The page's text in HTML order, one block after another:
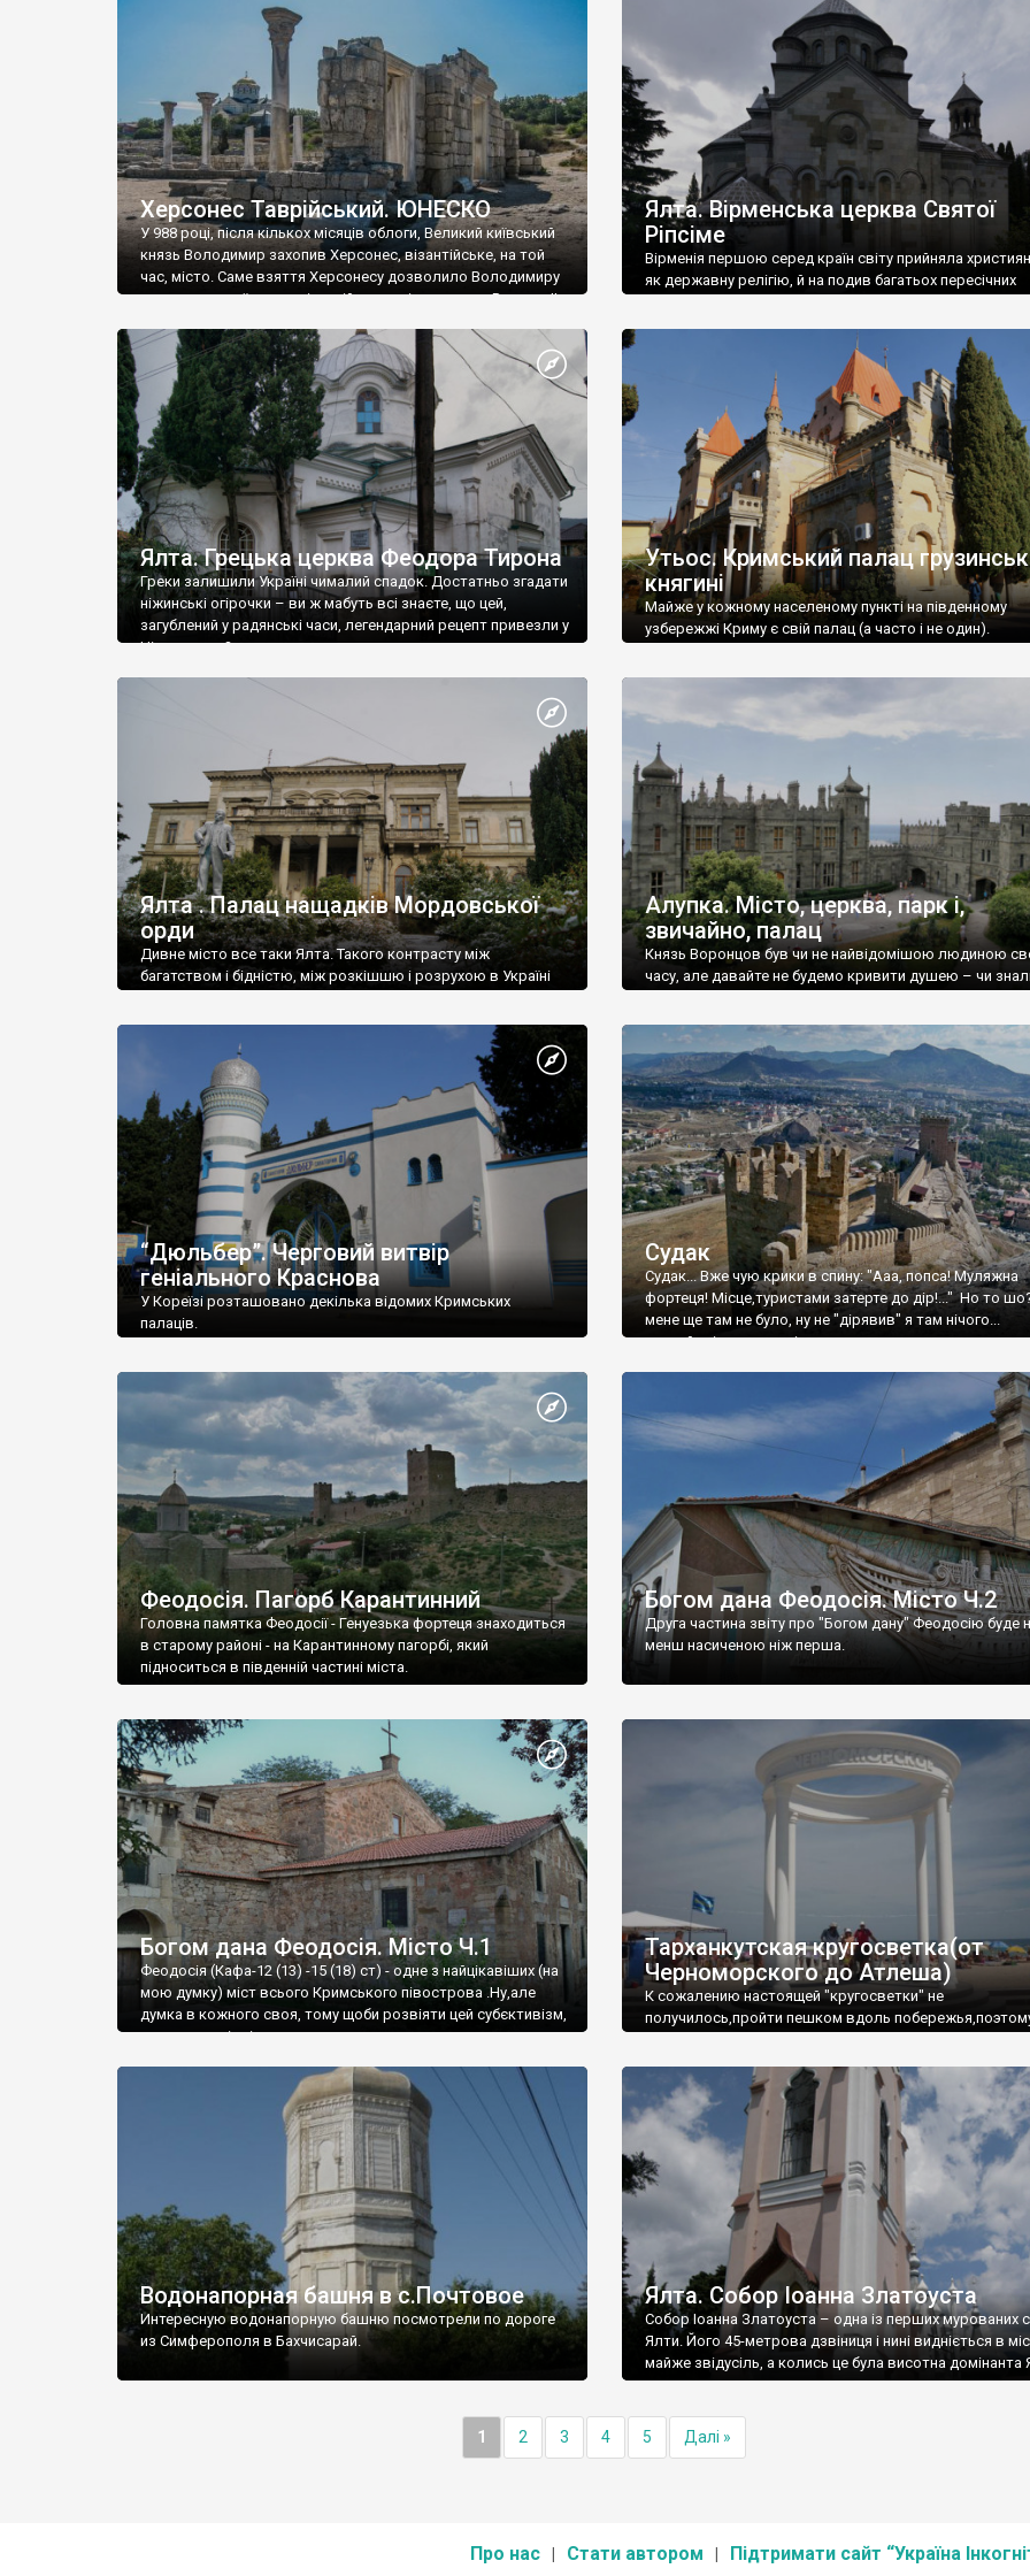
візантійської доби. Раритети викрадені з фондів об’єкту
культурної спадщини ЮНЕСКО «Херсонеса Таврійського».
Офіційно – на виставку «Золото Візантії», але експерти та
влада в Україні вважають це лише […]
називаються «повстяками» (postaki)…” “Вино. Крим
виробляє відмінне вино і його вдосталь: воно все
легке біле і дуже […]
Херсонес Таврійський. ЮНЕСКО
У 988 році, після кількох місяців облоги, Великий київський
князь Володимир захопив Херсонес, візантійське, на той
час, місто. Саме взяття Херсонесу дозволило Володимиру
диктувати свої умови візантійському імператору Василю ІІ,
Херсонесі Володимир-язичник, став Василем-
християнином. А потім було Хрещення Русі. На честь
Херсонесу Таврійського названо місто […]
Ялта. Вірменська церква Святої
Ріпсіме
Вірменія першою серед країн світу прийняла
як державну релігію, й на подив багатьох пересічних
Ялта. Грецька церква Феодора Тирона
Греки залишили Україні чималий спадок. Достатньо згадати
ніжинські огірочки – ви ж мабуть всі знаєте, що цей,
загублений у радянські часи, легендарний рецепт привезли у
Ніжин греки?
Утьос. Кримський палац
княгині
Майже у кожному населеному пункті на південному
узбережжі Криму є свій палац (а часто і не один).
Ялта . Палац нащадків Мордовської
орди
Дивне місто все таки Ялта. Такого контрасту між
багатством і бідністю, між розкішшю і розрухою в Україні
Алупка. Місто, церква, парк і,
звичайно, палац
Князь Воронцов був чи не найвідомішою людиною
часу, але давайте не будемо кривити душею – чи
“Дюльбер”. Черговий витвір
геніального Краснова
У Кореїзі розташовано декілька відомих Кримських
палаців.
Судак
Судак... Вже чую крики в спину: "Ааа, попса! Муляжна
фортеця! Місце,туристами затерте до дір!..." Но то
мене ще там не було, ну не "дірявив" я там нічого...
принаймні до цього літа.
Феодосія. Пагорб Карантинний
Головна памятка Феодосії - Генуезька фортеця знаходиться
в старому районі - на Карантинному пагорбі, який
підноситься в південній частині міста.
Богом дана Феодосія. Місто Ч.2
Друга частина звіту про "Богом дану" Феодосію буде
менш насиченою ніж перша.
Богом дана Феодосія. Місто Ч.1
Феодосія (Кафа-12 (13) -15 (18) ст) - одне з найцікавіших (на
мою думку) міст всього Кримського півострова .Ну,але
думка в кожного своя, тому щоби розвіяти цей субєктивізм,
запрошую відвідати це
Тарханкутская кругосветка(от
Черноморского до Атлеша)
К сожалению настоящей "кругосветки" не
получилось,пройти пешком вдоль
Водонапорная башня в с.Почтовое
Интересную водонапорную башню посмотрели по дороге
из Симферополя в Бахчисарай.
Ялта. Собор Іоанна Златоуста
Собор Іоанна Златоуста – одна із перших мурованих
Ялти. Його 45-метрова дзвіниця і нині видніється в
майже звідусіль, а колись це була висотна домінанта
1 2 3 4 5 Далі »
Про нас Стати автором Підтримати сайт “Україна